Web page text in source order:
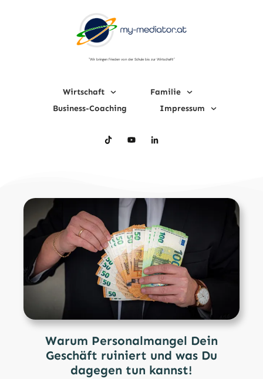
"Wir bringen Frieden von der Schule bis zur Wirtschaft!"
Wirtschaft
Familie
Business-Coaching
Impressum
Warum Personalmangel Dein
Geschäft ruiniert und was Du
dagegen tun kannst!